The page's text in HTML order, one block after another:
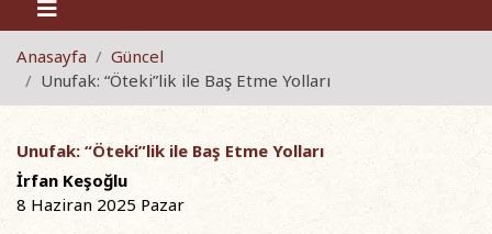
Anasayfa
Güncel
Unufak: “Öteki”lik ile Baş Etme Yolları
Unufak: “Öteki”lik ile Baş Etme Yolları
İrfan Keşoğlu
8 Haziran 2025 Pazar